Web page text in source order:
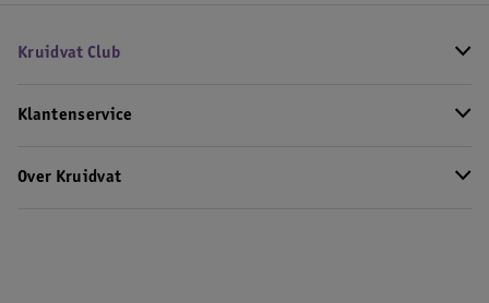
Kruidvat Club
Klantenservice
Over Kruidvat